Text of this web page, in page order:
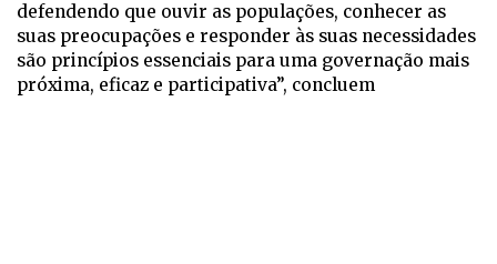
defendendo que ouvir as populações, conhecer as
suas preocupações e responder às suas necessidades
são princípios essenciais para uma governação mais
próxima, eficaz e participativa”, concluem